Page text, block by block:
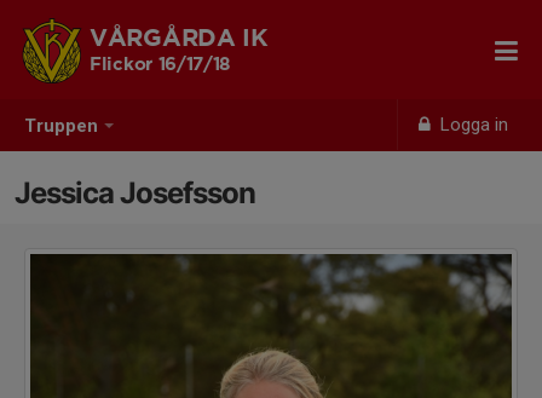
Truppen Logga in
VÅRGÅRDA IK
Flickor 16/17/18
Jessica Josefsson